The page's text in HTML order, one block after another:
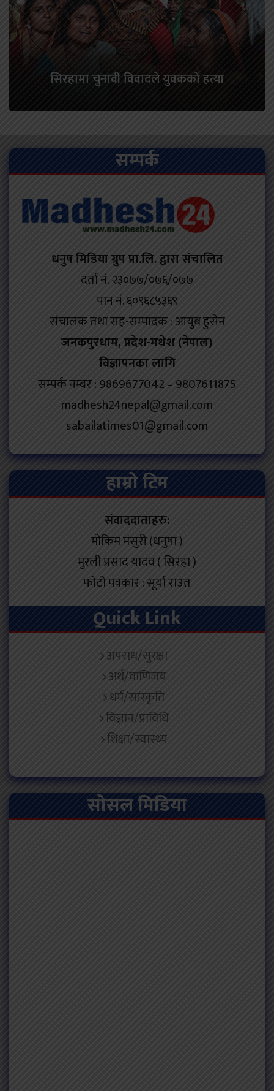
सिरहामा चुनावी विवादले युवकको हत्या
सम्पर्क
धनुष मिडिया ग्रुप प्रा.लि. द्वारा संचालित
दर्ता नं. २३०७७/०७६/०७७
पान नं. ६०९६८५३६९
संचालक तथा सह-सम्पादक : आयुब हुसेन
जनकपुरधाम, प्रदेश-मधेश (नेपाल)
विज्ञापनका लागि
सम्पर्क नम्बर : 9869677042 – 9807611875
madhesh24nepal@gmail.com
sabailatimes01@gmail.com
हाम्रो टिम
संवाददाताहरु:
मोकिम मंसुरी (धनुषा )
मुरली प्रसाद यादव ( सिरहा )
फोटो पत्रकार : सूर्या राउत
Quick Link
अपराध/सुरक्षा
अर्थ/वाणिजय
धर्म/सांस्कृति
विज्ञान/प्राविधि
शिक्षा/स्वास्थ्य
सोसल मिडिया